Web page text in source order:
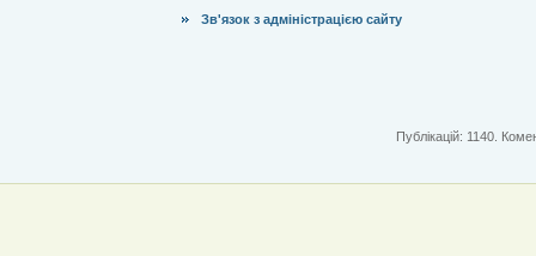
Зв'язок з адміністрацією сайту
Публікацій: 1140.